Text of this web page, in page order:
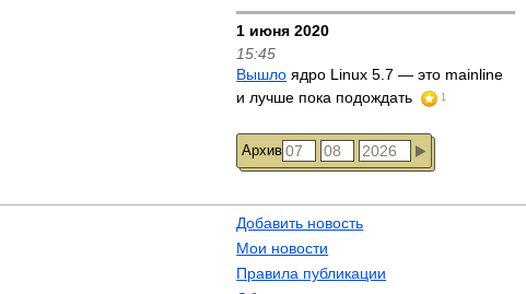
1 июня 2020
15:45
Вышло ядро Linux 5.7 — это mainline
и лучше пока подождать
1
Архив
Добавить новость
Мои новости
Правила публикации